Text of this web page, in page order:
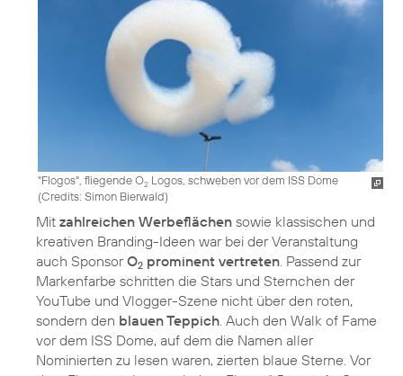
"Flogos", fliegende O2 Logos, schweben vor dem ISS Dome
(Credits: Simon Bierwald)
Mit zahlreichen Werbeflächen sowie klassischen und
kreativen Branding-Ideen war bei der Veranstaltung
auch SponsorO2 prominent vertreten. Passend zur
Markenfarbe schritten die Stars und Sternchen der
YouTube und Vlogger-Szene nicht über den roten,
sondern den blauen Teppich. Auch den Walk of Fame
vor dem ISS Dome, auf dem die Namen aller
Nominierten zu lesen waren, zierten blaue Sterne. Vor